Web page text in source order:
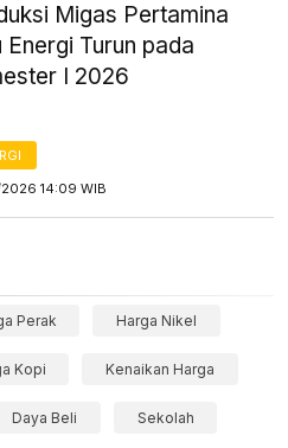
Migas Pertamina
Energi Turun pada
I 2026
14:09 WIB
Perak Harga Nikel
Kopi Kenaikan Harga
Daya Beli Sekolah